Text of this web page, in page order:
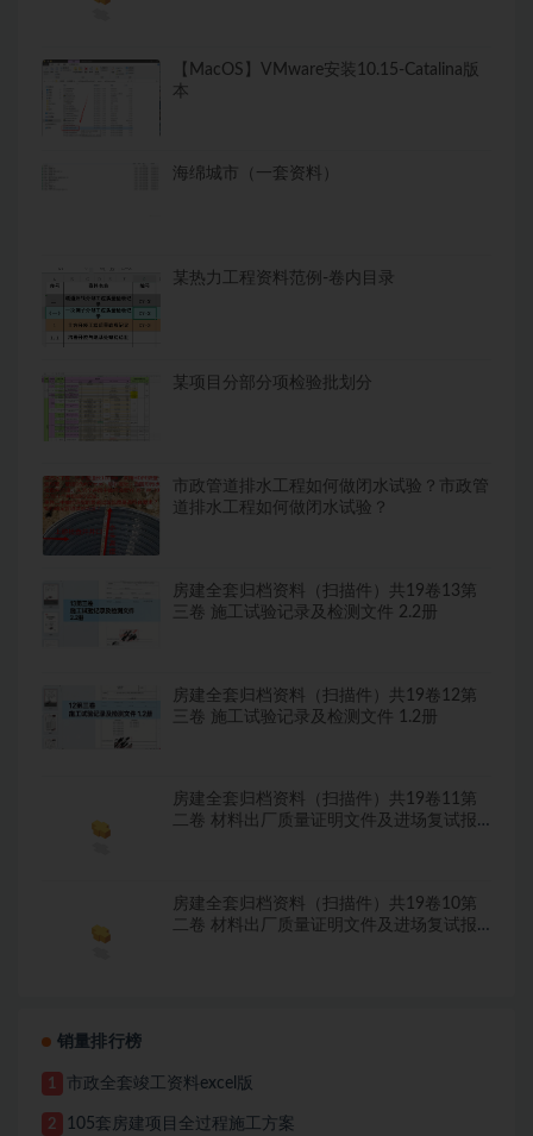
【MacOS】VMware安装10.15-Catalina版
本
海绵城市（一套资料）
某热力工程资料范例-卷内目录
某项目分部分项检验批划分
市政管道排水工程如何做闭水试验？市政管
道排水工程如何做闭水试验？
房建全套归档资料（扫描件）共19卷13第
三卷 施工试验记录及检测文件 2.2册
房建全套归档资料（扫描件）共19卷12第
三卷 施工试验记录及检测文件 1.2册
房建全套归档资料（扫描件）共19卷11第
二卷 材料出厂质量证明文件及进场复试报
房建全套归档资料（扫描件）共19卷10第
二卷 材料出厂质量证明文件及进场复试报
销量排行榜
1 市政全套竣工资料excel版
2 105套房建项目全过程施工方案